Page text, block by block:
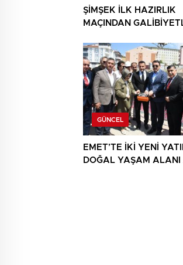
ŞİMŞEK İLK HAZIRLIK
MAÇINDAN
GÜNCEL
EMET’TE İKİ YENİ
DOĞAL YAŞAM ALANI